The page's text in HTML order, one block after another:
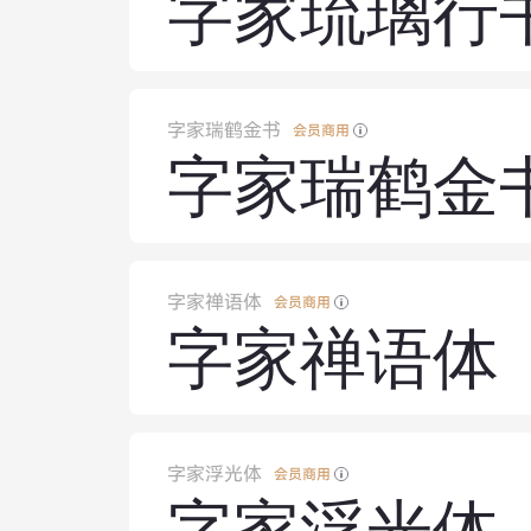
字家琉璃行
字家瑞鹤金书 会员商用
字家瑞鹤金
字家禅语体 会员商用
字家禅语体
字家浮光体 会员商用